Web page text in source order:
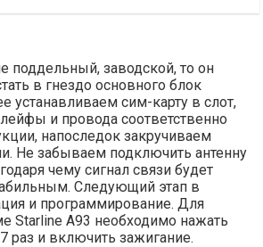
поддельный, заводской, то он
в гнездо основного блок
устанавливаем сим-карту в слот,
и провода соответственно
напоследок закручиваем
Не забываем подключить антенну
чему сигнал связи будет
Следующий этап в
и программирование. Для
Starline A93 необходимо нажать
раз и включить зажигание.